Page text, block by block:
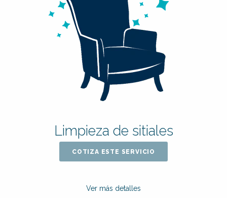
Limpieza de sitiales
COTIZA ESTE SERVICIO
Ver más detalles